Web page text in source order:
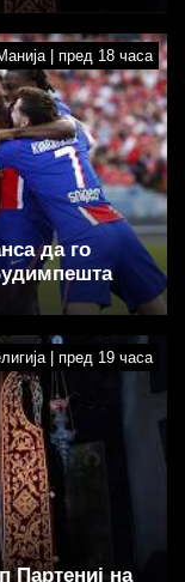
| пред 18 часа
да го
| пред 19 часа
Партениј на